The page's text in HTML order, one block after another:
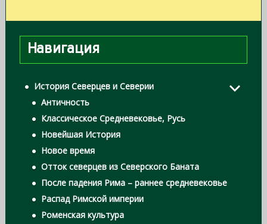
Навигация
История Северцев и Северии
Античность
Классическое Средневековье, Русь
Новейшая История
Новое время
Отток северцев из Северского Баната
После падения Рима – раннее средневековье
Распад Римской империи
Роменская культура